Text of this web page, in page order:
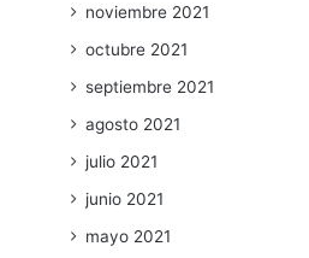
noviembre 2021
octubre 2021
septiembre 2021
agosto 2021
julio 2021
junio 2021
mayo 2021